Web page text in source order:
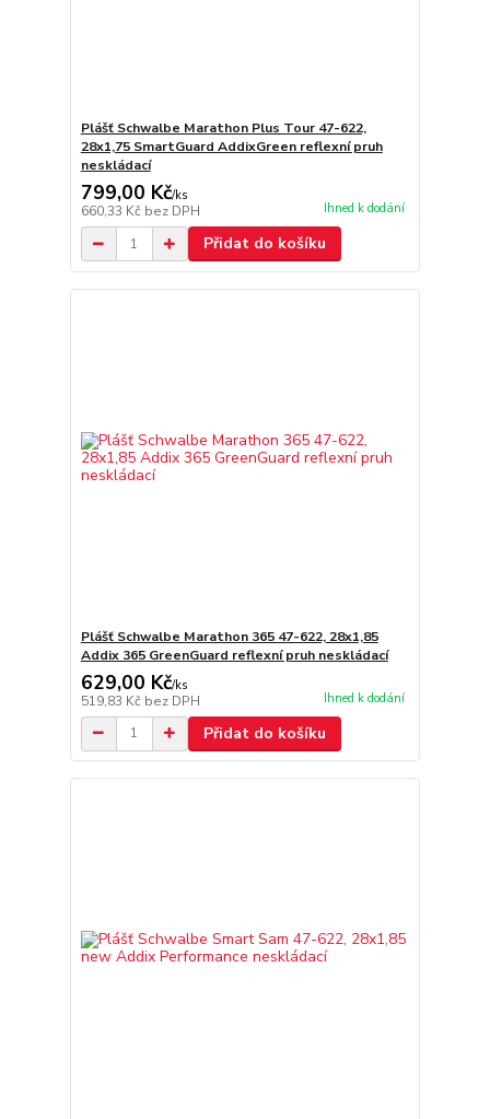
Plášť Schwalbe Marathon Plus Tour 47-622,
28x1,75 SmartGuard AddixGreen reflexní pruh
neskládací
799,00 Kč/ks
660,33 Kč bez DPH Ihned k dodání
Přidat do košíku
Plášť Schwalbe Marathon 365 47-622, 28x1,85
Addix 365 GreenGuard reflexní pruh neskládací
629,00 Kč/ks
519,83 Kč bez DPH Ihned k dodání
Přidat do košíku